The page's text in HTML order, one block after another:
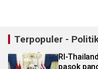
Terpopuler -
RI-
pasok